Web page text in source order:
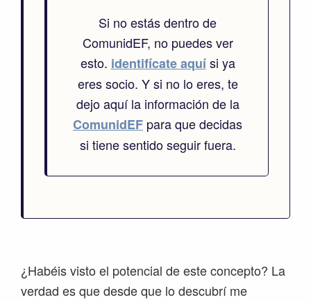
Si no estás dentro de
ComunidEF, no puedes ver
esto. identifícate aquísi ya
eres socio. Y si no lo eres, te
dejo aquí la información de la
ComunidEF para que decidas
si tiene sentido seguir fuera.
¿Habéis visto el potencial de este concepto? La
verdad es que desde que lo descubrí me